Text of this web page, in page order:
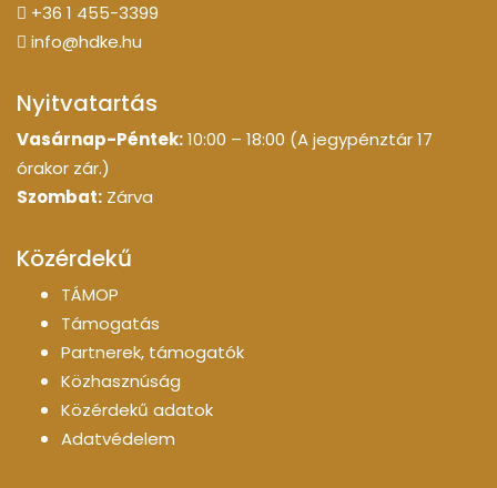
+36 1 455-3399
info@hdke.hu
Nyitvatartás
Vasárnap-Péntek:10:00 – 18:00 (A jegypénztár 17
órakor zár.)
Szombat: Zárva
Közérdekű
TÁMOP
Támogatás
Partnerek, támogatók
Közhasznúság
Közérdekű adatok
Adatvédelem